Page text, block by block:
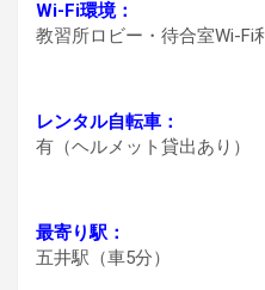
Wi-Fi環境：
教習所ロビー・待合室Wi-Fi
レンタル自転車：
有（ヘルメット貸出あり）
最寄り駅：
五井駅（車5分）